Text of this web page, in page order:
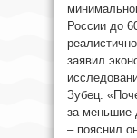
России до
заявил
Зубец.
за меньшие
– пояснил